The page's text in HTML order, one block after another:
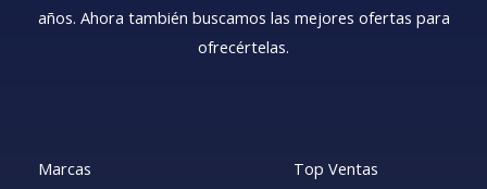
años. Ahora también buscamos las mejores ofertas para
ofrecértelas.
Marcas Top Ventas